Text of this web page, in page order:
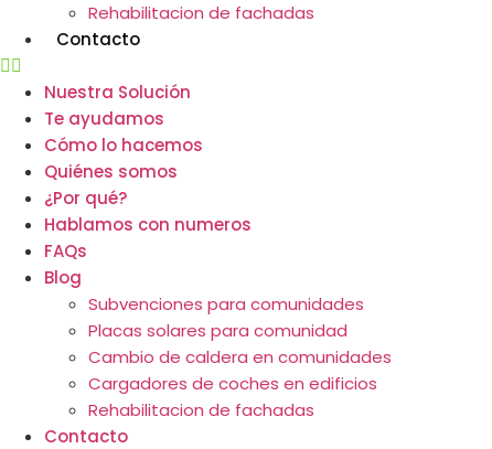
Rehabilitacion de fachadas
Contacto
Nuestra Solución
Te ayudamos
Cómo lo hacemos
Quiénes somos
¿Por qué?
Hablamos con numeros
FAQs
Blog
Subvenciones para comunidades
Placas solares para comunidad
Cambio de caldera en comunidades
Cargadores de coches en edificios
Rehabilitacion de fachadas
Contacto